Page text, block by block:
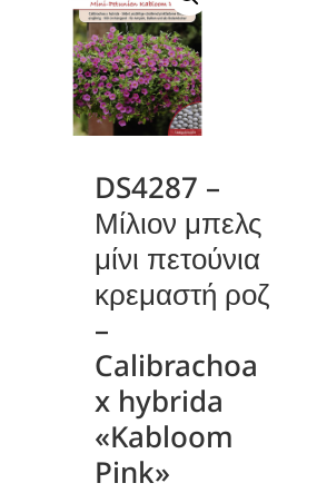
DS4287 –
Μίλιον μπελς
μίνι πετούνια
κρεμαστή ροζ
–
Calibrachoa
x hybrida
«Kabloom
Pink»